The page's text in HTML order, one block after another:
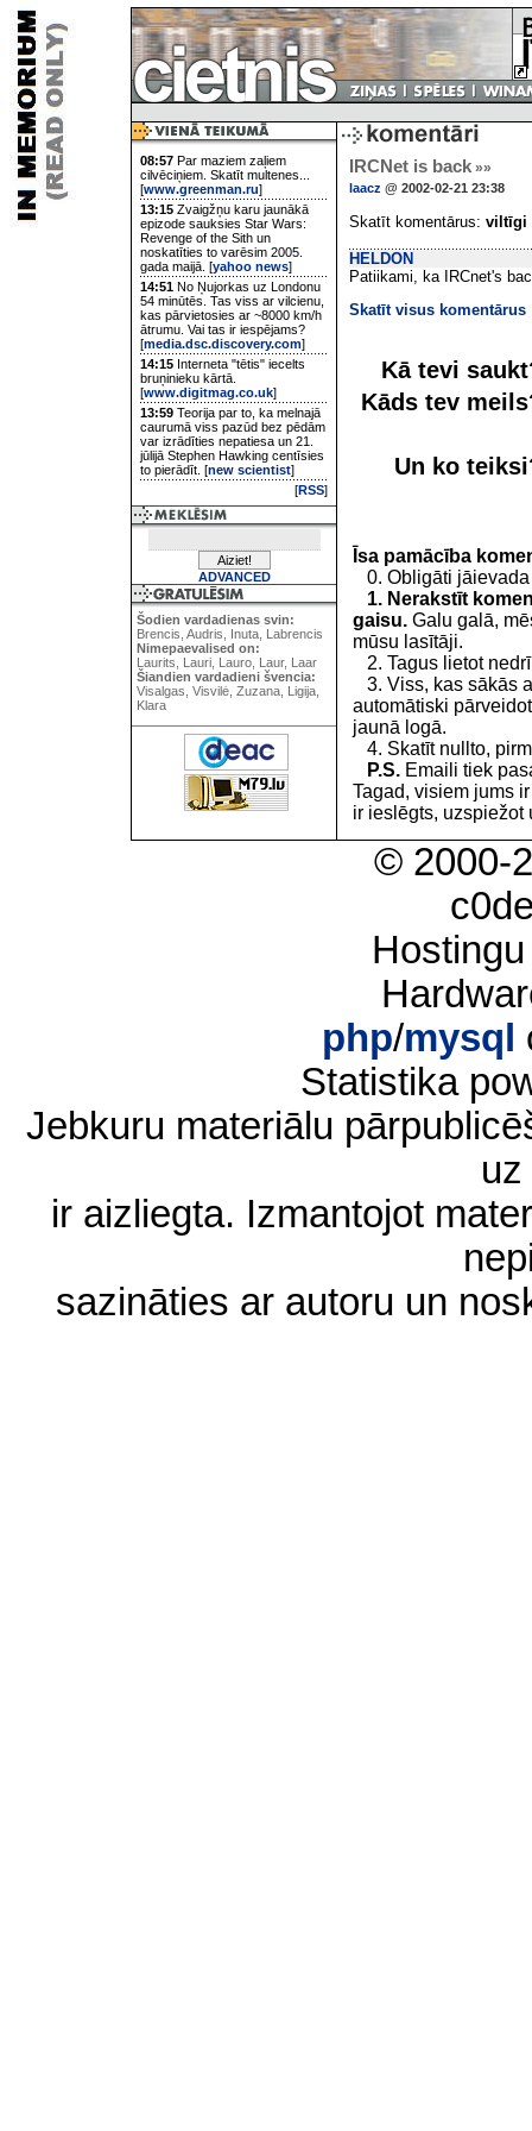
08:57 Par maziem zaļiem
cilvēciņiem. Skatīt multenes...
[www.greenman.ru]
13:15 Zvaigžņu karu jaunākā
epizode sauksies Star Wars:
Revenge of the Sith un
noskatīties to varēsim 2005.
gada maijā. [yahoo news]
14:51 No Ņujorkas uz Londonu
54 minūtēs. Tas viss ar vilcienu,
kas pārvietosies ar ~8000 km/h
ātrumu. Vai tas ir iespējams?
[media.dsc.discovery.com]
14:15 Interneta "tētis" iecelts
bruņinieku kārtā.
[www.digitmag.co.uk]
13:59 Teorija par to, ka melnajā
caurumā viss pazūd bez pēdām
var izrādīties nepatiesa un 21.
jūlijā Stephen Hawking centīsies
to pierādīt. [new scientist]
[RSS]
ADVANCED
Šodien vardadienas svin:
Brencis, Audris, Inuta, Labrencis
Nimepaevalised on:
Laurits, Lauri, Lauro, Laur, Laar
Šiandien vardadieni švencia:
Visalgas, Visvilė, Zuzana, Ligija,
Klara
IRCNet is back »»
laacz @ 2002-02-21 23:38
Skatīt komentārus: viltīgi
HELDON
Patiikami, ka IRCnet's
Skatīt visus komentārus
Kā tevi
Kāds tev
Un ko
Īsa pamācība
0. Obligāti jāievada
1. Nerakstīt
gaisu. Galu galā,
mūsu lasītāji.
2. Tagus lietot
3. Viss, kas sākās
automātiski
jaunā logā.
4. Skatīt nullto,
P.S. Emaili tiek
Tagad, visiem jums
ir ieslēgts, uzspiežot
© 2000-
php/mysql
Statistika
Jebkuru materiālu
ir aizliegta. Izmantojot
sazināties ar autoru un